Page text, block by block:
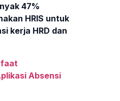
47%
HRIS untuk
kerja HRD dan
Absensi